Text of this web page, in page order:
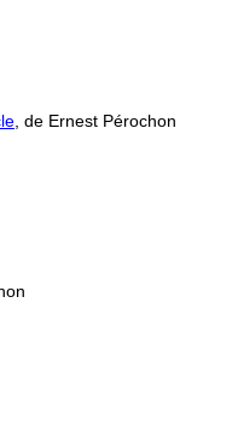
, de Ernest Pérochon